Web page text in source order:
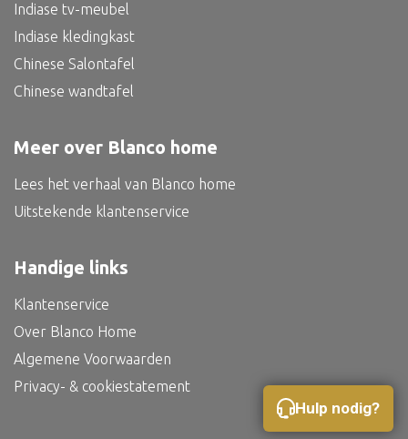
Alle bouwmateriaal
Alle oosterse meubels
Oosterse kast
Oosterse tafel
Oosterse lampen
Hulp nodig?
Indiase tv-meubel
Indiase kledingkast
Chinese Salontafel
Chinese wandtafel
Meer over Blanco home
Lees het verhaal van Blanco home
Uitstekende klantenservice
Handige links
Klantenservice
Over Blanco Home
Algemene Voorwaarden
Privacy- & cookiestatement